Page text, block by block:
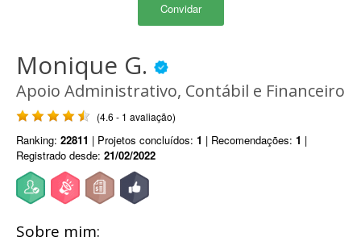
Convidar
Monique G.
Apoio Administrativo, Contábil e Financeiro
(4.6 - 1 avaliação)
Ranking: 22811 | Projetos concluídos: 1 | Recomendações: 1 |
Registrado desde: 21/02/2022
Sobre mim: